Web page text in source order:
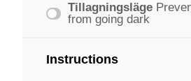
Tillagningsläge
from going dark
Instructions